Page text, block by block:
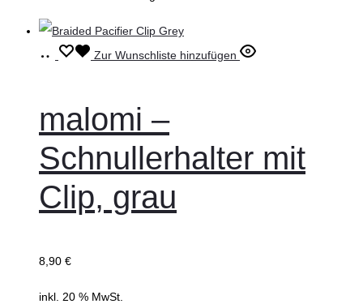
In
Zur Wunschliste hinzufügen
malomi –
Schnullerhalter mit
Clip, grau
8,90 €
inkl. 20 % MwSt.